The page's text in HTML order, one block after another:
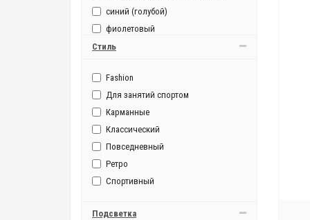
синий (голубой)
фиолетовый
черный
Стиль
Fashion
Для занятий спортом
Карманные
Классический
Повседневный
Ретро
Спортивный
Подсветка